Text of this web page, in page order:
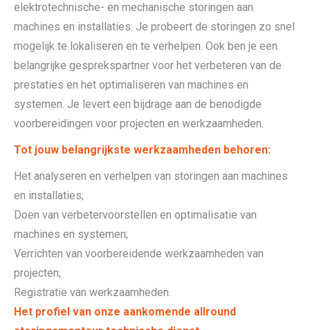
elektrotechnische- en mechanische storingen aan
machines en installaties. Je probeert de storingen zo snel
mogelijk te lokaliseren en te verhelpen. Ook ben je een
belangrijke gesprekspartner voor het verbeteren van de
prestaties en het optimaliseren van machines en
systemen. Je levert een bijdrage aan de benodigde
voorbereidingen voor projecten en werkzaamheden.
Tot jouw belangrijkste werkzaamheden behoren:
Het analyseren en verhelpen van storingen aan machines
en installaties;
Doen van verbetervoorstellen en optimalisatie van
machines en systemen;
Verrichten van voorbereidende werkzaamheden van
projecten;
Registratie van werkzaamheden.
Het profiel van onze aankomende allround